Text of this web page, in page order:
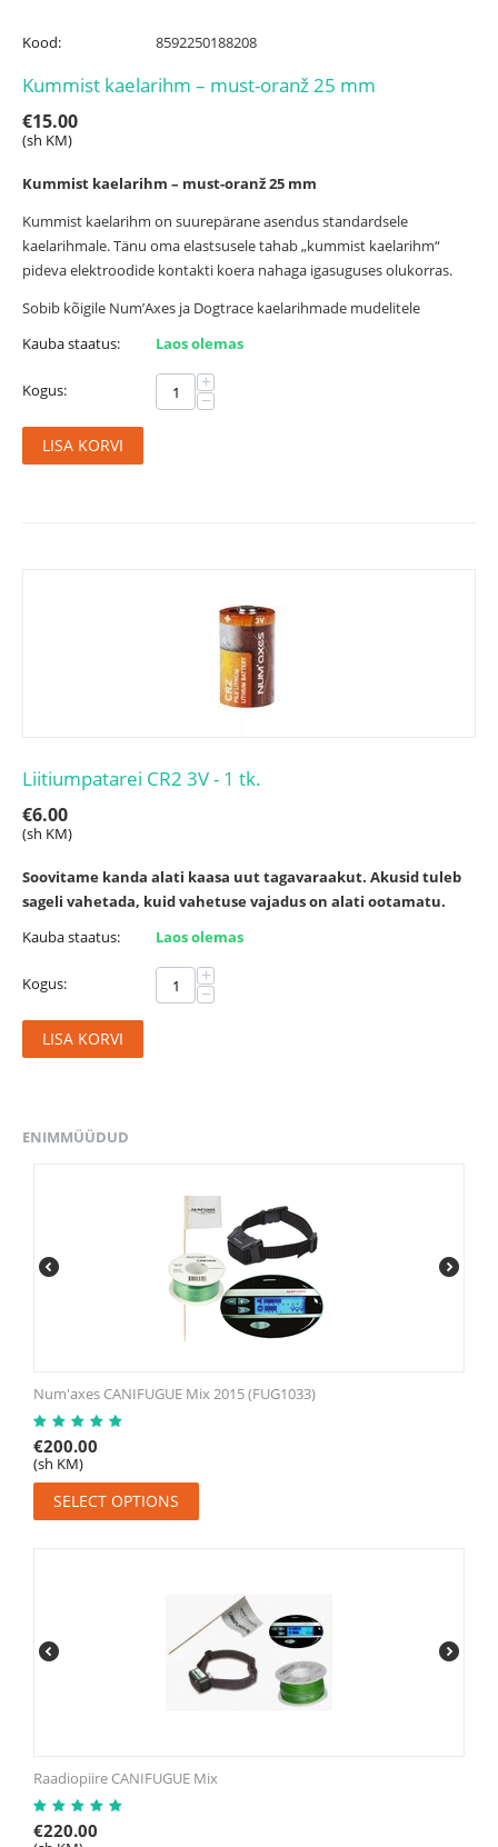
Kood: 8592250188208
Kummist kaelarihm – must-oranž 25 mm
€15.00
(sh KM)
Kummist kaelarihm – must-oranž 25 mm
Kummist kaelarihm on suurepärane asendus standardsele
kaelarihmale. Tänu oma elastsusele tahab „kummist kaelarihm“
pideva elektroodide kontakti koera nahaga igasuguses olukorras.
Sobib kõigile Num’Axes ja Dogtrace kaelarihmade mudelitele
Kauba staatus:
Laos olemas
Kogus: +
−
LISA KORVI
Liitiumpatarei CR2 3V - 1 tk.
€6.00
(sh KM)
Soovitame kanda alati kaasa uut tagavaraakut. Akusid tuleb
sageli vahetada, kuid vahetuse vajadus on alati ootamatu.
Kauba staatus:
Laos olemas
Kogus: +
−
LISA KORVI
ENIMMÜÜDUD
Num'axes CANIFUGUE Mix 2015 (FUG1033)
€200.00
(sh KM)
SELECT OPTIONS
Raadiopiire CANIFUGUE Mix
€220.00